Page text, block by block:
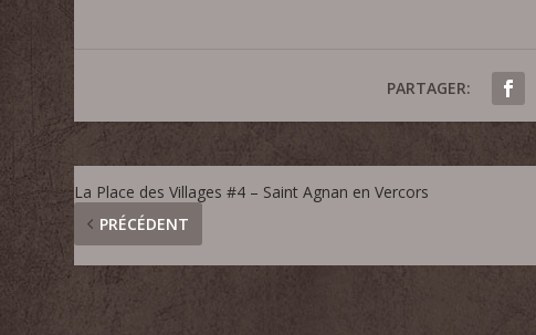
PARTAGER:
La Place des Villages #4 – Saint Agnan en Vercors
PRÉCÉDENT